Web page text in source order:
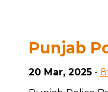
Punjab
20 Mar, 2025-